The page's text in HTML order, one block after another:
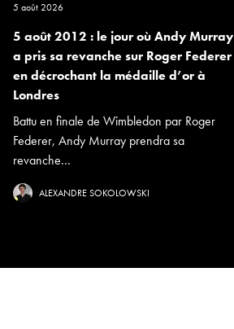
5 août 2026
5 août 2012 : le jour où Andy Murray
a pris sa revanche sur Roger Federer
en décrochant la médaille d’or à
Londres
Battu en finale de Wimbledon par Roger
Federer, Andy Murray prendra sa
revanche...
ALEXANDRE SOKOLOWSKI